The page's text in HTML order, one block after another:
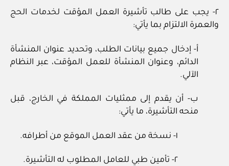
٢- يجب على طالب تأشيرة العمل المؤقت لخدمات الحج
والعمرة الالتزام بما يأتي:
أ- إدخال جميع بيانات الطلب، وتحديد عنوان المنشأة
الدائم، وعنوان المنشأة للعمل المؤقت، عبر النظام
الآلي.
ب- أن يقدم إلى ممثليات المملكة في الخارج، قبل
منحه التأشيرة، ما يأتي:
١- نسخة من عقد العمل الموقع من أطرافه.
٢- تأمين طبي للعامل المطلوب له التأشيرة.